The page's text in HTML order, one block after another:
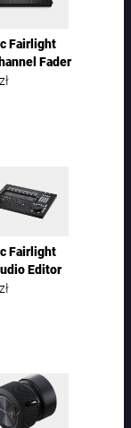
Fairlight
Fader
zł
Fairlight
Editor
zł